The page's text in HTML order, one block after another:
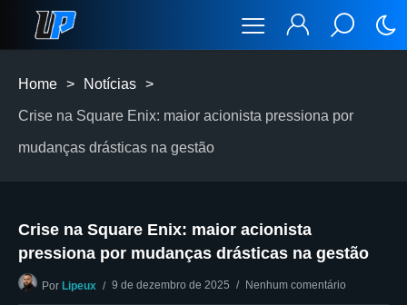
Home > Notícias >
Crise na Square Enix: maior acionista pressiona por
mudanças drásticas na gestão
Crise na Square Enix: maior acionista
pressiona por mudanças drásticas na gestão
Por Lipeux 9 de dezembro de 2025 Nenhum comentário